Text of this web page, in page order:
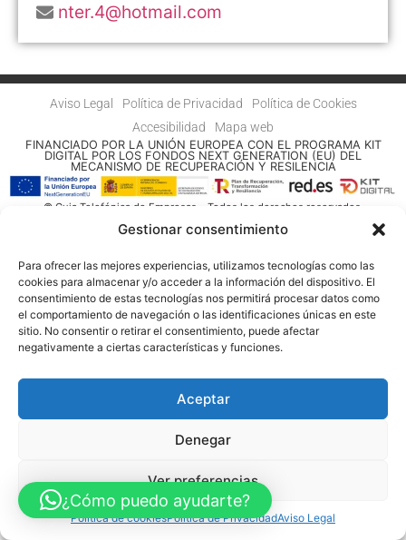
Gestionar consentimiento
Para ofrecer las mejores experiencias, utilizamos tecnologías como las
cookies para almacenar y/o acceder a la información del dispositivo. El
consentimiento de estas tecnologías nos permitirá procesar datos como
el comportamiento de navegación o las identificaciones únicas en este
sitio. No consentir o retirar el consentimiento, puede afectar
negativamente a ciertas características y funciones.
Aceptar
Denegar
Ver preferencias
Política de cookiesPolítica de PrivacidadAviso Legal
nter.4@hotmail.com
Aviso Legal Política de Privacidad
Política de Cookies
Accesibilidad
Mapa web
FINANCIADO POR LA UNIÓN EUROPEA CON EL PROGRAMA KIT
DIGITAL POR LOS FONDOS NEXT GENERATION (EU) DEL
MECANISMO DE RECUPERACIÓN Y RESILENCIA
© Guia Telefónica de Empresas – Todos los derechos reservados.
¿Cómo puedo ayudarte?